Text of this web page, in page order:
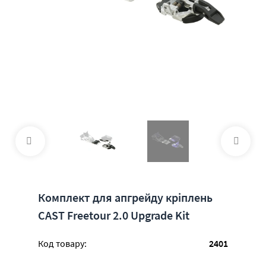
Комплект для апгрейду кріплень
CAST Freetour 2.0 Upgrade Kit
Код товару:
2401